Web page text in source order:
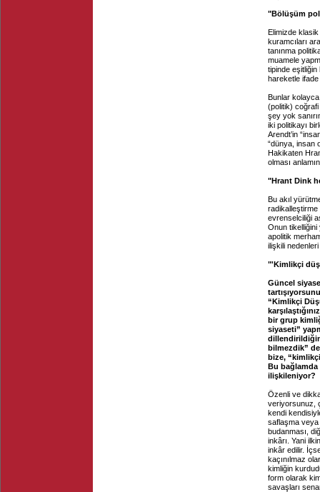
"Bölüşüm
Elimizde
kuramcıları
tanınma
muamele
tipinde eşitliğin
hareketle
Bunlar
(politik)
şey yok
iki politikayı
Arendt’in
“dünya, insan
Hakikaten
olması
"Hrant Dink
Bu akıl
evrenselciliği
Onun tikelliğini
apolitik
ilişkili
"'Kimlikçi
Güncel
“Kimlikçi
bir grup
siyaseti”
bilmezdik”
bize,
Bu bağlamda
ilişkileniyor?
Özenli ve
veriyorsunuz,
kendi
saflaşma veya
budanması,
inkârı. Yani
inkâr edilir.
kaçınılmaz
kimliğin
form olarak
savaşları